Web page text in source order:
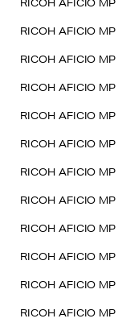
RICOH AFICIO
RICOH AFICIO
RICOH AFICIO
RICOH AFICIO
RICOH AFICIO
RICOH AFICIO
RICOH AFICIO
RICOH AFICIO
RICOH AFICIO
RICOH AFICIO
RICOH AFICIO
RICOH AFICIO